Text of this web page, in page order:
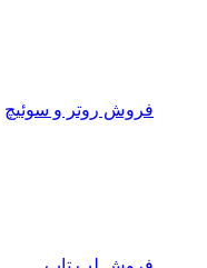
فروش روتر و سوئیچ